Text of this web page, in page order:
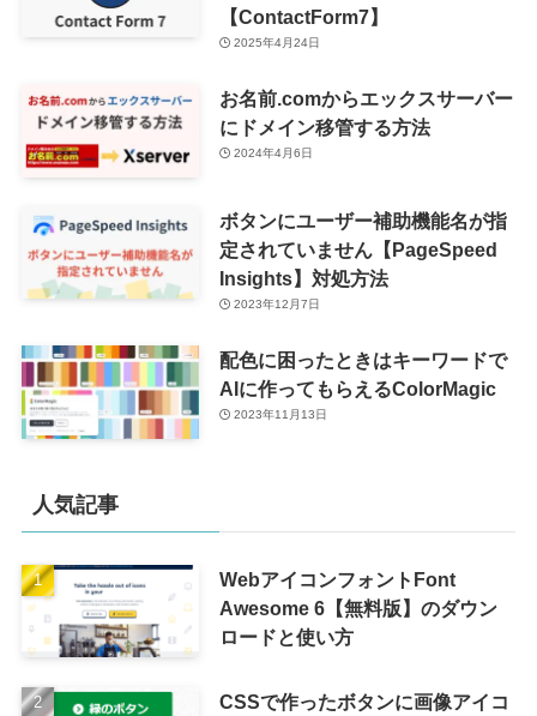
【ContactForm7】
2025年4月24日
お名前.comからエックスサーバー
にドメイン移管する方法
2024年4月6日
ボタンにユーザー補助機能名が指
定されていません【PageSpeed
Insights】対処方法
2023年12月7日
配色に困ったときはキーワードで
AIに作ってもらえるColorMagic
2023年11月13日
人気記事
WebアイコンフォントFont
Awesome 6【無料版】のダウン
ロードと使い方
CSSで作ったボタンに画像アイコ